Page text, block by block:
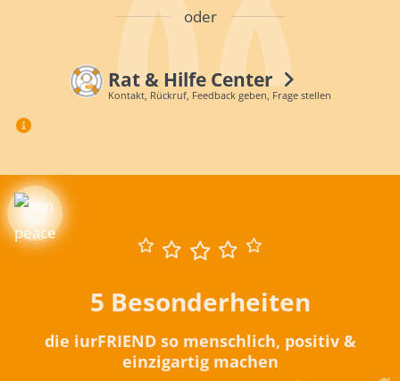
oder
Rat & Hilfe Center
Kontakt, Rückruf, Feedback geben, Frage stellen
5 Besonderheiten
die iurFRIEND so menschlich, positiv &
einzigartig machen